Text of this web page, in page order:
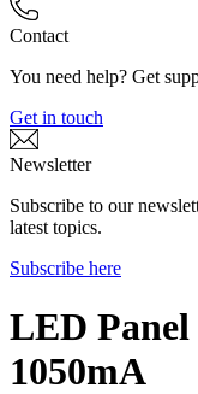
Contact
You need help? Get
Get in touch
Newsletter
Subscribe to our
latest topics.
Subscribe here
LED Panel
1050mA